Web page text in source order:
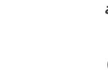
بحوزتهم كميات من